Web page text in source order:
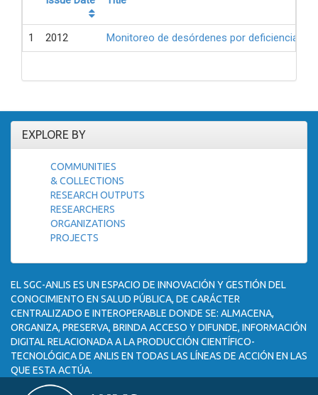
1 2012 Monitoreo de desórdenes por deficiencia
EXPLORE BY
COMMUNITIES
& COLLECTIONS
RESEARCH OUTPUTS
RESEARCHERS
ORGANIZATIONS
PROJECTS
EL SGC-ANLIS ES UN ESPACIO DE INNOVACIÓN Y GESTIÓN DEL
CONOCIMIENTO EN SALUD PÚBLICA, DE CARÁCTER
CENTRALIZADO E INTEROPERABLE DONDE SE: ALMACENA,
ORGANIZA, PRESERVA, BRINDA ACCESO Y DIFUNDE, INFORMACIÓN
DIGITAL RELACIONADA A LA PRODUCCIÓN CIENTÍFICO-
TECNOLÓGICA DE ANLIS EN TODAS LAS LÍNEAS DE ACCIÓN EN LAS
QUE ESTA ACTÚA.